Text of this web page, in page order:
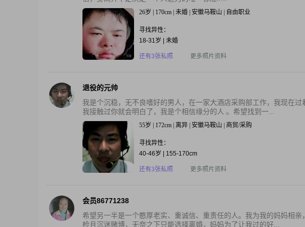
26岁 | 170cm | 未婚 | 安徽马鞍山 | 自由职业
寻找异性：
18-31岁 | 未婚
还有3张私照 更多照片资料
退役的元帅
我是个沉稳，无不良嗜好的男人，在一家大酒店采购部工作，我现在
我接触过你就会明白了，我是个相信缘分的人 。希望找到一...
55岁 | 172cm | 离异 | 安徽马鞍山 | 商贸/采购
寻找异性：
40-46岁 | 155-170cm
还有3张私照 更多照片资料
会员86771238
希望另一半是一个憨厚老实、重诚信、重责任的人。我为我的妈妈相
检且沉迷赌博，无奈之下只能选择离婚，妈妈为了让我过的好...